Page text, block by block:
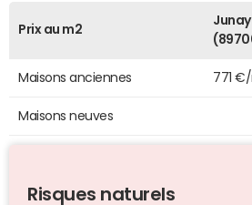
Prix au m2
Junay
Maisons anciennes 771
Maisons neuves
Risques naturels